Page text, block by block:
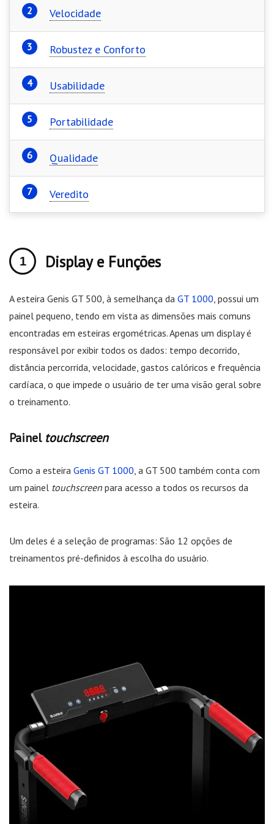
Velocidade
Robustez e Conforto
Usabilidade
Portabilidade
Qualidade
Veredito
Display e Funções
A esteira Genis GT 500, à semelhança da GT 1000 , possui um
painel pequeno, tendo em vista as dimensões mais comuns
encontradas em esteiras ergométricas. Apenas um display é
responsável por exibir todos os dados: tempo decorrido,
distância percorrida, velocidade, gastos calóricos e frequência
cardíaca, o que impede o usuário de ter uma visão geral sobre
o treinamento.
Painel touchscreen
Como a esteira Genis GT 1000 , a GT 500 também conta com
um painel touchscreen para acesso a todos os recursos da
esteira.
Um deles é a seleção de programas: São 12 opções de
treinamentos pré-definidos à escolha do usuário.